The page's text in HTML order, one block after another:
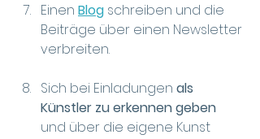
Einen Blog schreiben und die
Beiträge über einen Newsletter
verbreiten.
Sich bei Einladungen als
Künstler zu erkennen geben
und über die eigene Kunst